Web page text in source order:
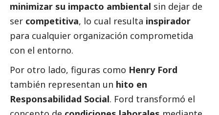
minimizar su impacto ambiental sin dejar de
ser competitiva, lo cual resulta inspirador
para cualquier organización comprometida
con el entorno.
Por otro lado, figuras como Henry Ford
también representan un hito en
Responsabilidad Social. Ford transformó el